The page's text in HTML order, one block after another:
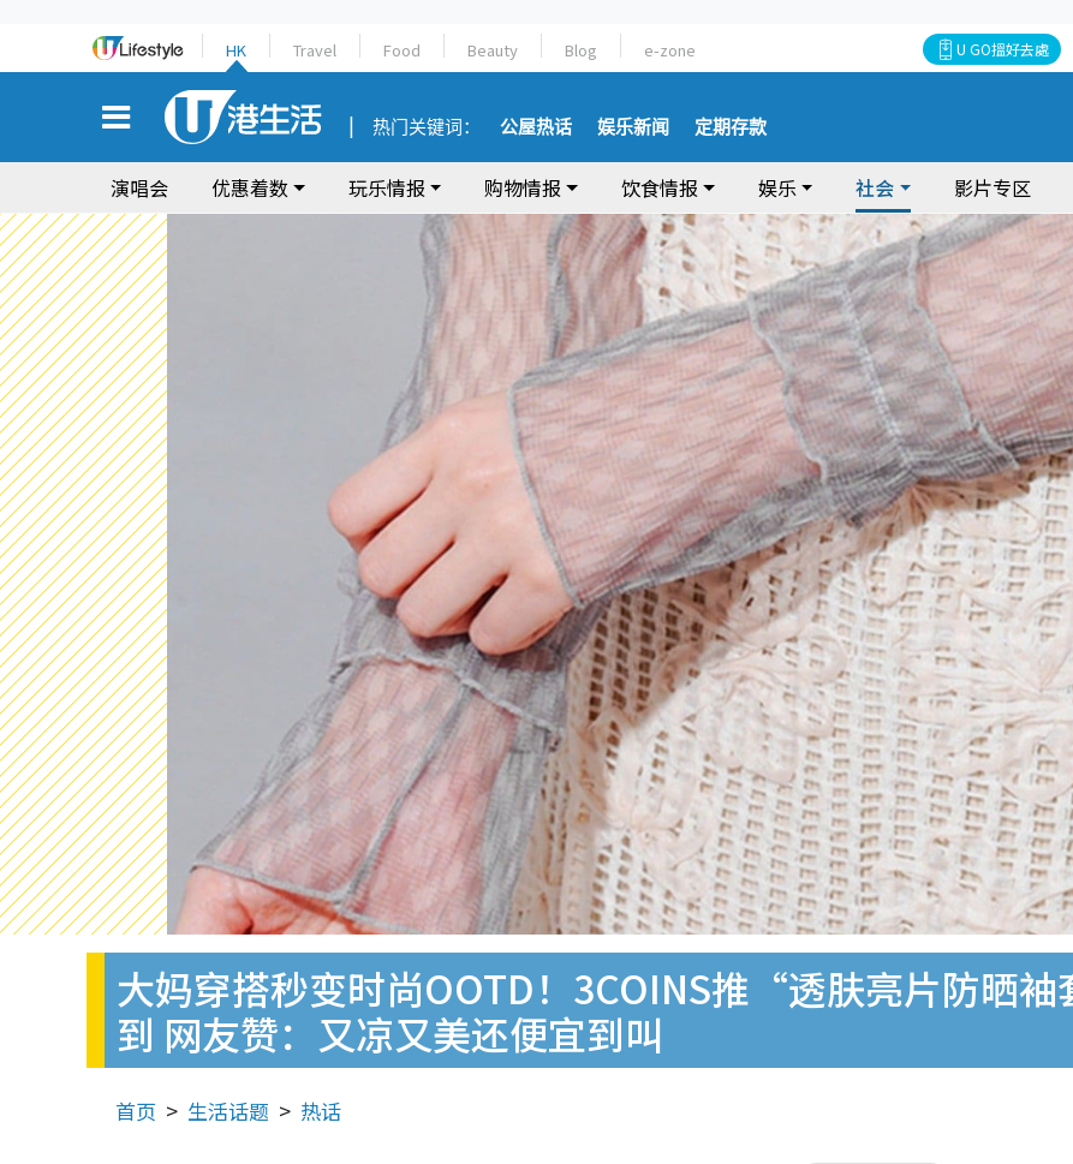
HK Travel Food Beauty Blog e-zone U GO搵好去處
热门关键词： 公屋热话 娱乐新闻 定期存款
演唱会 优惠着数 玩乐情报 购物情报 饮食情报 娱乐 社会 影片专区
大妈穿搭秒变时尚OOTD！3COINS推“透肤亮片防晒
到 网友赞：又凉又美还便宜到叫
首页 生活话题 热话